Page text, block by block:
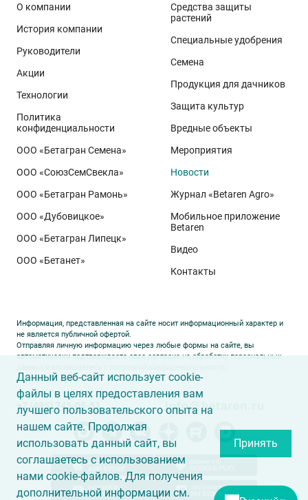
Эти результаты особенно показательны для
условий Приволжского федерального округа. Они
демонстрируют, что потенциал интенсивного сорта
реализуется при грамотном управлении
технологией: сбалансированном минеральном
питании, эффективной защите растений и точном
сопровождении посевов. Напомним, что
относится к новому поколению сортов орловского
биотипа озимой пшеницы. Это достижение
департамента селекции и семеноводства «Щёлково
Агрохим». Ей принадлежит рекорд
полученный в Орловской области в 2025 году.
Ермоловка максимально отзывчива на приёмы
интенсификации. Внесена в Государственный реестр
массивный поникающий колос и высокая
озернённость – до50–80
30у традиционных сортов. Именно такая
архитектура растения позволяет эффективно
использовать высокий агрофон и формировать
урожай, недостижимый для прежних селекционных
образцов.
О компании
История компании
Руководители
Акции
Технологии
Политика
конфиденциальности
ООО «Бетагран Семена»
ООО «СоюзСемСвекла»
ООО «Бетагран Рамонь»
ООО «Дубовицкое»
ООО «Бетагран Липецк»
ООО «Бетанет»
Средства защиты
растений
Специальные удобрения
Семена
Продукция для дачников
Защита культур
Вредные объекты
Мероприятия
Новости
Журнал «Betaren Agro»
Мобильное приложение
Betaren
Видео
Контакты
Информация, представленная на сайте носит информационный характер и
не является публичной офертой.
Отправляя личную информацию через любые формы на сайте, вы
автоматически подтверждаете свое согласие на обработку персональных
+7 (495) 745-05-51 info@betaren.ru
Данный веб-сайт использует cookie-
файлы в целях предоставления вам
лучшего пользовательского опыта на
нашем сайте. Продолжая
использовать данный сайт, вы
соглашаетесь с использованием
нами cookie-файлов. Для получения
дополнительной информации см.
Принять